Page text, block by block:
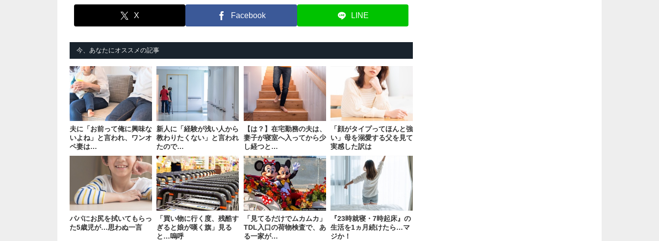
X Facebook LINE
今、あなたにオススメの記事
夫に「お前って俺に興味な
いよね」と言われ、ワンオ
ペ妻は…
新人に「経験が浅い人から
教わりたくない」と言われ
たので…
【は？】在宅勤務の夫は、
妻子が寝室へ入ってから少
し経つと…
「顔がタイプってほんと強
い」母を溺愛する父を見て
実感した訳は
パパにお尻を拭いてもらっ
た5歳児が…思わぬ一言
「買い物に行く度、残酷す
ぎると娘が嘆く旗」見る
と…嗚呼
「見てるだけでムカムカ」
TDL入口の荷物検査で、あ
る一家が…
『23時就寝・7時起床』の
生活を1ヵ月続けたら…マ
ジか！